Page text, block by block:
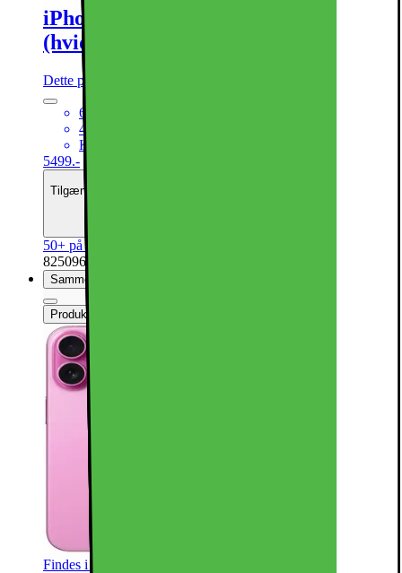
iPhone 16 – 5G smartphone 128GB
(hvid)
Dette produkt er blevet bedømt til 4.8 ud af 5 stjerner.
6,1“ Super Retina XDR-skærm
48MP hovedkamera + 12MP ultrawide kamera
Kraftfuld A18 Bionic CPU med 5G
5499.-
Tilgængelig med finansiering
Se månedspris
50+ på lager online
825096
Sammenlign
Produktdatablad
Findes i flere varianter